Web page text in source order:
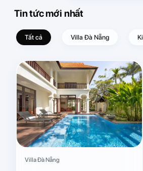
Tin tức mới nhất
Tất cả Villa Đà Nẵng
Villa Đà Nẵng